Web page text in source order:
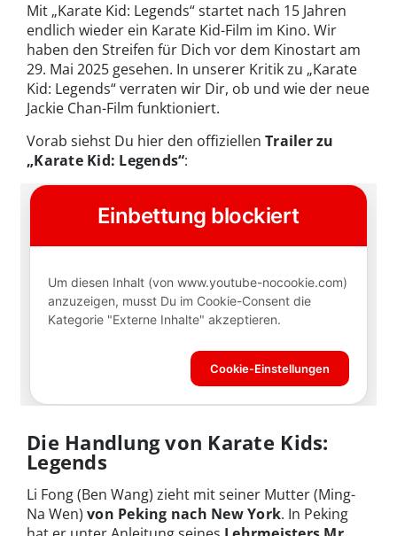
Mit „Karate Kid: Legends“ startet nach 15 Jahren
endlich wieder ein Karate Kid-Film im Kino. Wir
haben den Streifen für Dich vor dem Kinostart am
29. Mai 2025 gesehen. In unserer Kritik zu „Karate
Kid: Legends“ verraten wir Dir, ob und wie der neue
Jackie Chan-Film funktioniert.
Vorab siehst Du hier den offiziellen Trailer zu
„Karate Kid: Legends“:
Die Handlung von Karate Kids:
Legends
Li Fong (Ben Wang) zieht mit seiner Mutter (Ming-
Na Wen) von Peking nach New York. In Peking